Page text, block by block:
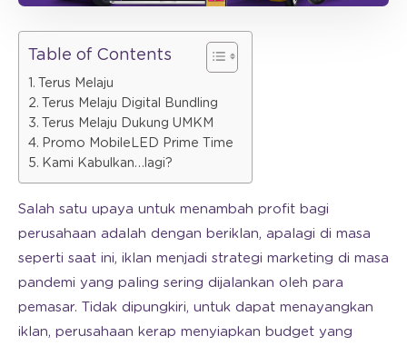
Table of Contents
Terus Melaju
Terus Melaju Digital Bundling
Terus Melaju Dukung UMKM
Promo MobileLED Prime Time
Kami Kabulkan…lagi?
Salah satu upaya untuk menambah profit bagi
perusahaan adalah dengan beriklan, apalagi di masa
seperti saat ini, iklan menjadi strategi marketing di masa
pandemi yang paling sering dijalankan oleh para
pemasar. Tidak dipungkiri, untuk dapat menayangkan
iklan, perusahaan kerap menyiapkan budget yang